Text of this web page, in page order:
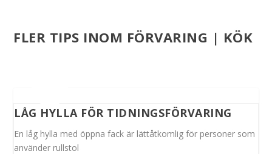
FLER TIPS INOM FÖRVARING | KÖK
LÅG HYLLA FÖR TIDNINGSFÖRVARING
En låg hylla med öppna fack är lättåtkomlig för personer som
använder rullstol